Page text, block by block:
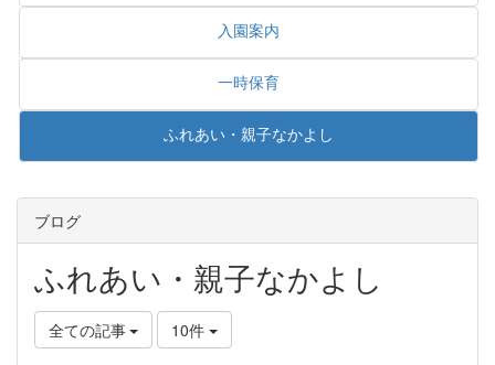
入園案内
一時保育
ふれあい・親子なかよし
ブログ
ふれあい・親子なかよし
全ての記事 10件